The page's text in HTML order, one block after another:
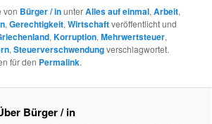
von Bürger / inunterAlles auf einmal,Arbeit,
,Gerechtigkeit,Wirtschaftveröffentlicht und
,Korruption,Mehrwertsteuer,
,Steuerverschwendungverschlagwortet.
für den Permalink.
Bürger / in